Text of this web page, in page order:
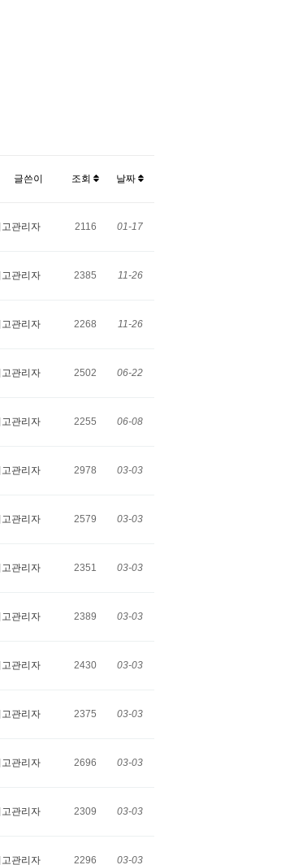
글쓴이 조회 날짜
고관리자 2116 01-17
고관리자 2385 11-26
고관리자 2268 11-26
고관리자 2502 06-22
고관리자 2255 06-08
고관리자 2978 03-03
고관리자 2579 03-03
고관리자 2351 03-03
고관리자 2389 03-03
고관리자 2430 03-03
고관리자 2375 03-03
고관리자 2696 03-03
고관리자 2309 03-03
고관리자 2296 03-03